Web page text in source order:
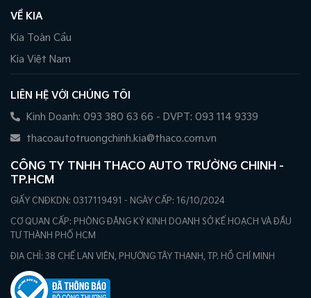
VỀ KIA
Kia Toàn Cầu
Kia Việt Nam
LIÊN HỆ VỚI CHÚNG TÔI
Kinh Doanh: 093 380 63 66 - DVPT: 093 114 9339
thacoautotruongchinh.kia@thaco.com.vn
CÔNG TY TNHH THACO AUTO TRƯỜNG CHINH -
TP.HCM
GIẤY CNĐKDN: 0317119491 - NGÀY CẤP: 16/10/2024
CƠ QUAN CẤP: PHÒNG ĐĂNG KÝ KINH DOANH SỞ KẾ HOẠCH VÀ ĐẦU
TƯ THÀNH PHỐ HCM
ĐỊA CHỈ: 38 CHẾ LAN VIÊN, PHƯỜNG TÂY THẠNH, TP. HỒ CHÍ MINH